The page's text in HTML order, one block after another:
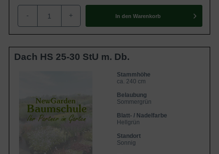
- + In den Warenkorb
Dach HS 25-30 StU m. Db.
Stammhöhe
ca. 240 cm
Belaubung
Sommergrün
Blatt- / Nadelfarbe
Hellgrün
Standort
Sonnig